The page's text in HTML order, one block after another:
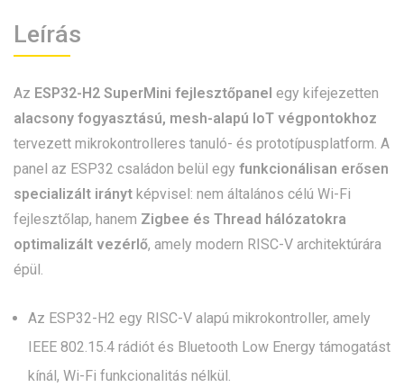
Leírás
Az ESP32-H2 SuperMini fejlesztőpanel egy kifejezetten
alacsony fogyasztású, mesh-alapú IoT végpontokhoz
tervezett mikrokontrolleres tanuló- és prototípusplatform. A
panel az ESP32 családon belül egy funkcionálisan erősen
specializált irányt képvisel: nem általános célú Wi-Fi
fejlesztőlap, hanem Zigbee és Thread hálózatokra
optimalizált vezérlő, amely modern RISC-V architektúrára
épül.
Az ESP32-H2 egy RISC-V alapú mikrokontroller, amely
IEEE 802.15.4 rádiót és Bluetooth Low Energy támogatást
kínál, Wi-Fi funkcionalitás nélkül.